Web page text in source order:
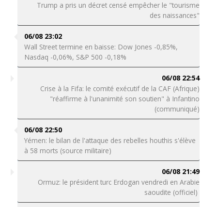
Trump a pris un décret censé empêcher le "tourisme
des naissances"
06/08 23:02
Wall Street termine en baisse: Dow Jones -0,85%,
Nasdaq -0,06%, S&P 500 -0,18%
06/08 22:54
Crise à la Fifa: le comité exécutif de la CAF (Afrique)
"réaffirme à l'unanimité son soutien" à Infantino
(communiqué)
06/08 22:50
Yémen: le bilan de l'attaque des rebelles houthis s'élève
à 58 morts (source militaire)
06/08 21:49
Ormuz: le président turc Erdogan vendredi en Arabie
saoudite (officiel)